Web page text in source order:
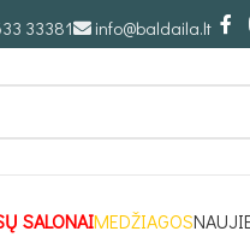
33381 info@baldaila.lt
SALONAIMEDŽIAGOS